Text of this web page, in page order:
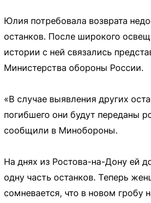
Юлия потребовала возврата
останков. После широкого
истории с ней связались
Министерства обороны России.
«В случае выявления других
погибшего они будут переданы
сообщили в Минобороны.
На днях из Ростова-на-Дону ей
одну часть останков. Теперь
сомневается, что в новом гробу